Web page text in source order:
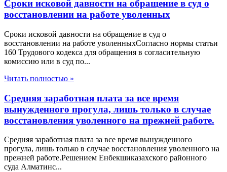
Сроки исковой давности на обращение в суд о
восстановлении на работе уволенных
Сроки исковой давности на обращение в суд о
восстановлении на работе уволенныхСогласно нормы статьи
160 Трудового кодекса для обращения в согласительную
комиссию или в суд по...
Читать полностью »
Средняя заработная плата за все время
вынужденного прогула, лишь только в случае
восстановления уволенного на прежней работе.
Средняя заработная плата за все время вынужденного
прогула, лишь только в случае восстановления уволенного на
прежней работе.Решением Енбекшиказахского районного
суда Алматинс...